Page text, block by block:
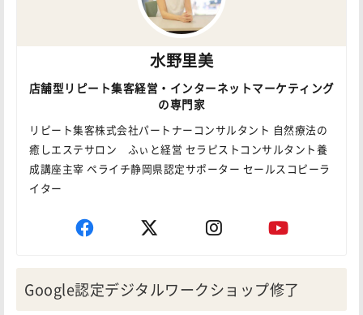
水野里美
店舗型リピート集客経営・インターネットマーケティング
の専門家
リピート集客株式会社パートナーコンサルタント 自然療法の
癒しエステサロン ふぃと経営 セラピストコンサルタント養
成講座主宰 ペライチ静岡県認定サポーター セールスコピーラ
イター
Google認定デジタルワークショップ修了